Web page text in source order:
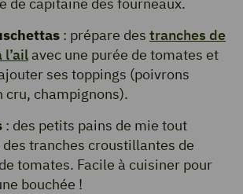
: prépare des tranches de
avec une purée de tomates et
ses toppings (poivrons
cru, champignons).
: des petits pains de mie tout
tranches croustillantes de
tomates. Facile à cuisiner pour
bouchée !